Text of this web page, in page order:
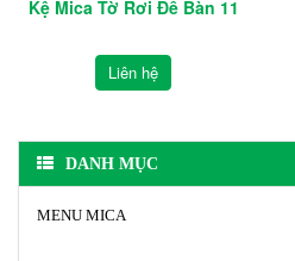
Kệ Mica Tờ Rơi Để Bàn 11
Liên hệ
DANH MỤC
MENU MICA